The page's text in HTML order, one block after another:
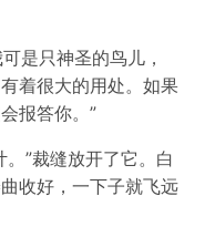
是只神圣的鸟儿，
着很大的用处。如果
报答你。”
”裁缝放开了它。白
收好，一下子就飞远